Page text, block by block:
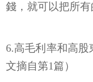
錢，就可以把所有
6.高毛利率和高股
文摘自第1篇）